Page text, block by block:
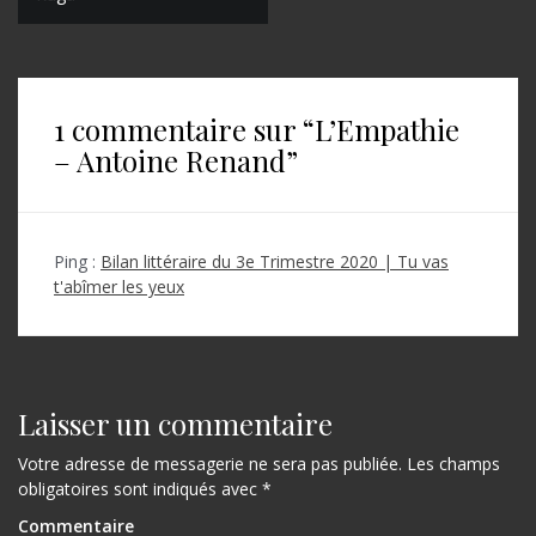
v
i
d
l
’
a
1 commentaire sur “L’Empathie
– Antoine Renand”
Ping : Bilan littéraire du 3e Trimestre 2020 | Tu vas
t'abîmer les yeux
Laisser un commentaire
Votre adresse de messagerie ne sera pas publiée. Les champs
obligatoires sont indiqués avec *
Commentaire